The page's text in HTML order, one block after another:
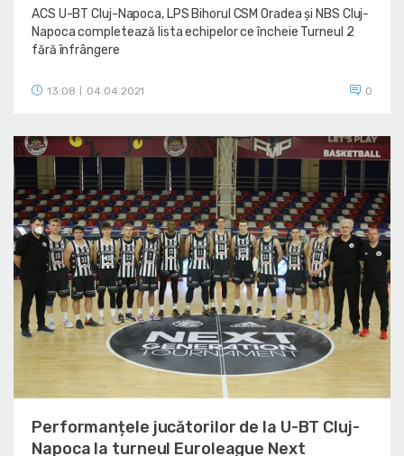
ACS U-BT Cluj-Napoca, LPS Bihorul CSM Oradea și NBS Cluj-
Napoca completează lista echipelor ce încheie Turneul 2
fără înfrângere
13:08 04.04.2021 0
Performanțele jucătorilor de la U-BT Cluj-
Napoca la turneul Euroleague Next